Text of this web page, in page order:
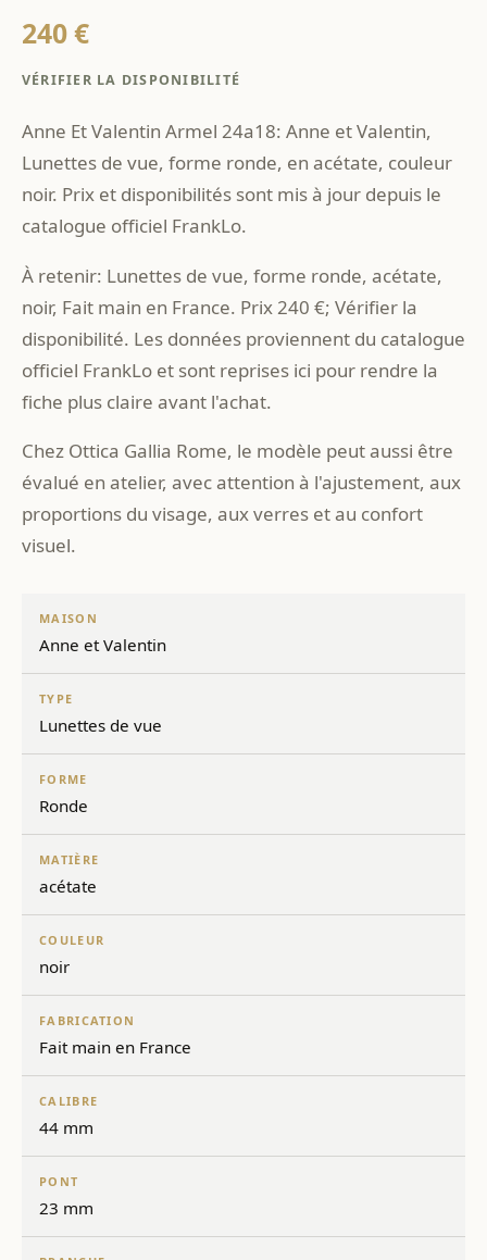
240 €
VÉRIFIER LA DISPONIBILITÉ
Anne Et Valentin Armel 24a18: Anne et Valentin,
Lunettes de vue, forme ronde, en acétate, couleur
noir. Prix et disponibilités sont mis à jour depuis le
catalogue officiel FrankLo.
À retenir: Lunettes de vue, forme ronde, acétate,
noir, Fait main en France. Prix 240 €; Vérifier la
disponibilité. Les données proviennent du catalogue
officiel FrankLo et sont reprises ici pour rendre la
fiche plus claire avant l'achat.
Chez Ottica Gallia Rome, le modèle peut aussi être
évalué en atelier, avec attention à l'ajustement, aux
proportions du visage, aux verres et au confort
visuel.
MAISON
Anne et Valentin
TYPE
Lunettes de vue
FORME
Ronde
MATIÈRE
acétate
COULEUR
noir
FABRICATION
Fait main en France
CALIBRE
44 mm
PONT
23 mm